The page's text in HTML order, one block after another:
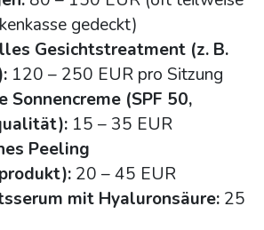
gedeckt)
Gesichtstreatment (z. B.
120 – 250 EUR pro Sitzung
Sonnencreme (SPF 50,
15 – 35 EUR
Peeling
20 – 45 EUR
mit Hyaluronsäure: 25